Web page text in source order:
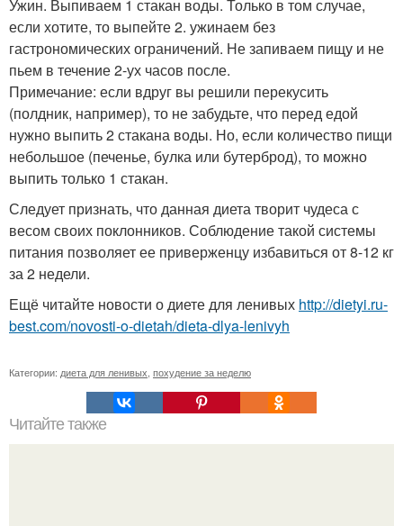
Ужин. Выпиваем 1 стакан воды. Только в том случае,
если хотите, то выпейте 2. ужинаем без
гастрономических ограничений. Не запиваем пищу и не
пьем в течение 2-ух часов после.
Примечание: если вдруг вы решили перекусить
(полдник, например), то не забудьте, что перед едой
нужно выпить 2 стакана воды. Но, если количество пищи
небольшое (печенье, булка или бутерброд), то можно
выпить только 1 стакан.
Следует признать, что данная диета творит чудеса с
весом своих поклонников. Соблюдение такой системы
питания позволяет ее приверженцу избавиться от 8-12 кг
за 2 недели.
Ещё читайте новости о диете для ленивых http://dietyi.ru-
best.com/novosti-o-dietah/dieta-dlya-lenivyh
Категории: диета для ленивых похудение за неделю
Читайте также